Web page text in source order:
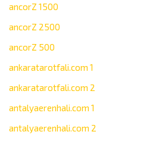
ancorZ 1500
ancorZ 2500
ancorZ 500
ankaratarotfali.com 1
ankaratarotfali.com 2
antalyaerenhali.com 1
antalyaerenhali.com 2